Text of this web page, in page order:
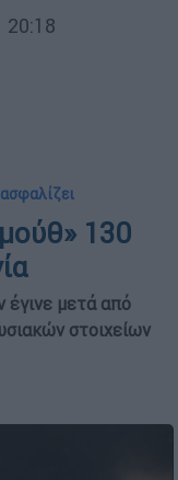
20:18
130
έγινε μετά από
στοιχείων